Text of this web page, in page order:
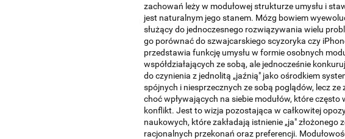
zachowań leży w modułowej strukturze umysłu i
jest naturalnym jego stanem. Mózg bowiem
służący do jednoczesnego rozwiązywania wielu
go porównać do szwajcarskiego scyzoryka czy
przedstawia funkcję umysłu w formie osobnych
współdziałających ze sobą, ale jednocześnie
do czynienia z jednolitą „jaźnią" jako ośrodkiem
spójnych i niesprzecznych ze sobą poglądów, lecz ze
choć wpływających na siebie modułów, które często
konflikt. Jest to wizja pozostająca w całkowitej
naukowych, które zakładają istnienie „ja" złożonego
racjonalnych przekonań oraz preferencji.